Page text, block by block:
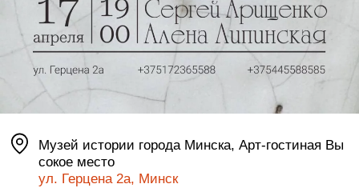
Музей истории города Минска, Арт-гостиная Вы
сокое место
ул. Герцена 2а, Минск